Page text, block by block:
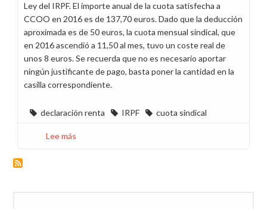
Ley del IRPF. El importe anual de la cuota satisfecha a
CCOO en 2016 es de 137,70 euros. Dado que la deducción
aproximada es de 50 euros, la cuota mensual sindical, que
en 2016 ascendió a 11,50 al mes, tuvo un coste real de
unos 8 euros. Se recuerda que no es necesario aportar
ningún justificante de pago, basta poner la cantidad en la
casilla correspondiente.
declaración renta IRPF cuota sindical
Lee más